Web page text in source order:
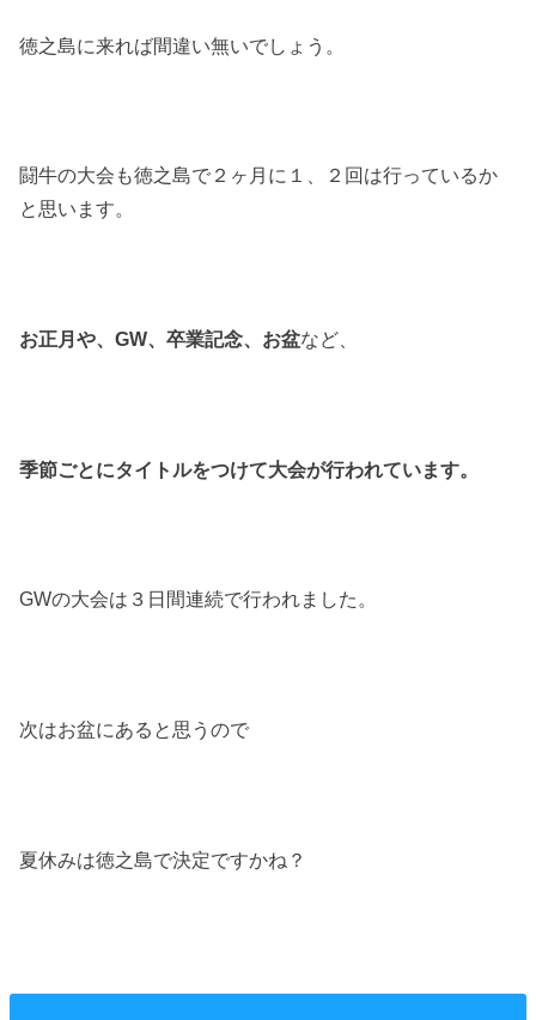
徳之島に来れば間違い無いでしょう。
闘牛の大会も徳之島で２ヶ月に１、２回は行っているか
と思います。
お正月や、GW、卒業記念、お盆など、
季節ごとにタイトルをつけて大会が行われています。
GWの大会は３日間連続で行われました。
次はお盆にあると思うので
夏休みは徳之島で決定ですかね？